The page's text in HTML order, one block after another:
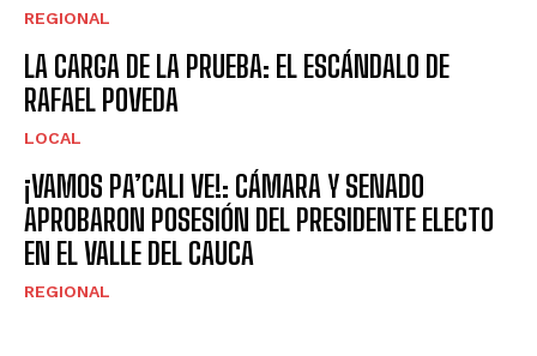
REGIONAL
LA CARGA DE LA PRUEBA: EL ESCÁNDALO DE
RAFAEL POVEDA
LOCAL
¡VAMOS PA’CALI VE!: CÁMARA Y SENADO
APROBARON POSESIÓN DEL PRESIDENTE ELECTO
EN EL VALLE DEL CAUCA
REGIONAL